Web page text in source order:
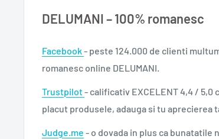
DELUMANI – 100% romanesc
Facebook- peste 124.000 de clienti
romanesc online DELUMANI.
Trustpilot- calificativ EXCELENT 4,4 / 5,0
placut produsele, adauga si tu aprecierea
Judge.me - o dovada in plus ca bunatatile